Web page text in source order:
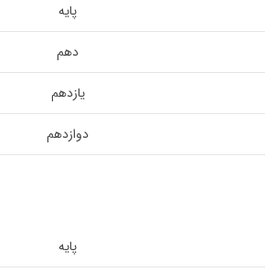
پایه
دهم
یازدهم
دوازدهم
پایه